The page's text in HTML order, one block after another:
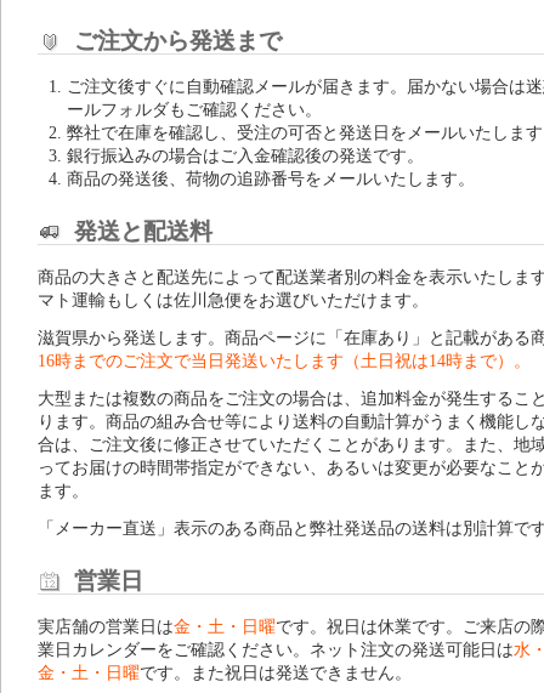
ご注文から発送まで
ご注文後すぐに自動確認メールが届きます。届かない場合は
ールフォルダもご確認ください。
弊社で在庫を確認し、受注の可否と発送日をメールいたしま
銀行振込みの場合はご入金確認後の発送です。
商品の発送後、荷物の追跡番号をメールいたします。
発送と配送料
商品の大きさと配送先によって配送業者別の料金を表示いたしま
マト運輸もしくは佐川急便をお選びいただけます。
滋賀県から発送します。商品ページに「在庫あり」と記載がある
16時までのご注文で当日発送いたします（土日祝は14時まで）。
大型または複数の商品をご注文の場合は、追加料金が発生するこ
ります。商品の組み合せ等により送料の自動計算がうまく機能し
合は、ご注文後に修正させていただくことがあります。また、地
ってお届けの時間帯指定ができない、あるいは変更が必要なこと
ます。
「メーカー直送」表示のある商品と弊社発送品の送料は別計算で
営業日
実店舗の営業日は金・土・日曜です。祝日は休業です。ご来店の
業日カレンダーをご確認ください。ネット注文の発送可能日は水
金・土・日曜です。また祝日は発送できません。